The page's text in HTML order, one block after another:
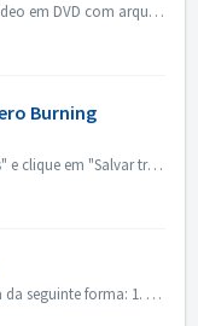
Se você já tem a estrutura de pastas de vídeo em DVD com arquivos .VOB, .IFO/.BUP, você poderia usar o Nero BurningROM para gravar DVD. 1. Nova uma Compilaç...
Burning
Nero BurningROM aberto Vá para "Extras" e clique em "Salvar trilhas de áudio". Na aba "fonte", selecione as faixas. Config...
Para criar um disco inicializável, proceda da seguinte forma: 1. Clique no botão Novo na tela principal da ROM Nero Burning. ->A janela Nova Compilação ...